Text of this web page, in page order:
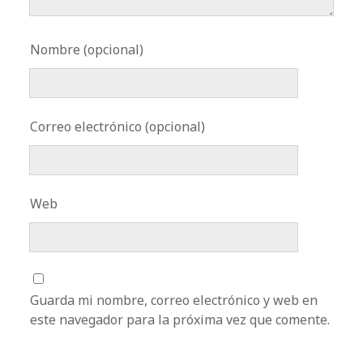
Nombre (opcional)
Correo electrónico (opcional)
Web
Guarda mi nombre, correo electrónico y web en
este navegador para la próxima vez que comente.